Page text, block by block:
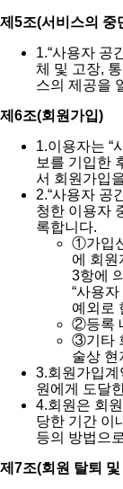
제5조(서비스의 중
1.“사용자 공
체 및 고장,
스의 제공을
제6조(회원가입)
1.이용자는 “
보를 기입한
서 회원가입
2.“사용자 공
청한 이용자
록합니다.
①가입
에 회원
3항에
“사용
예외로
②등록
③기타
술상 현
3.회원가입계
원에게 도달
4.회원은 회
당한 기간 이
등의 방법으
제7조(회원 탈퇴